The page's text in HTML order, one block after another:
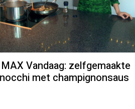
Vandaag: zelfgemaakte
met champignonsaus